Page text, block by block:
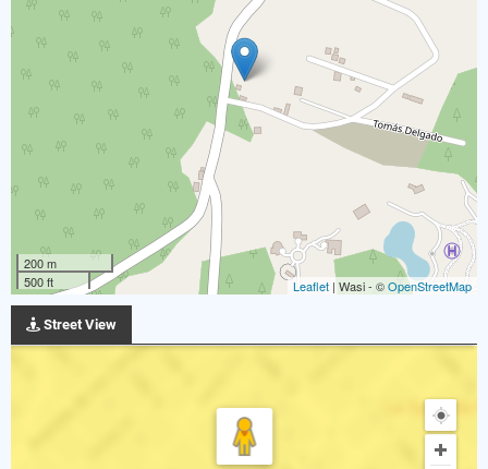
200 m
500 ft
Leaflet | Wasi - ©OpenStreetMap
Street View